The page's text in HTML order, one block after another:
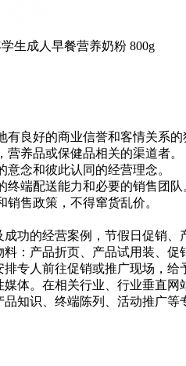
生成人早餐营养奶粉 800g
有良好的商业信誉和客情关系的
养品或保健品相关的渠道者。
念和彼此认同的经营理念。
端配送能力和必要的销售团队
售政策，不得窜货乱价。
功的经营案例，节假日促销、
：产品折页、产品试用装、促
专人前往促销或推广现场，给
体。在相关行业、行业垂直
知识、终端陈列、活动推广等